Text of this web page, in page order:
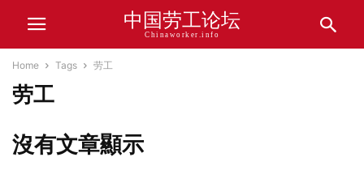
中国劳工论坛
Chinaworker.info
Home Tags 劳工
劳工
沒有文章顯示